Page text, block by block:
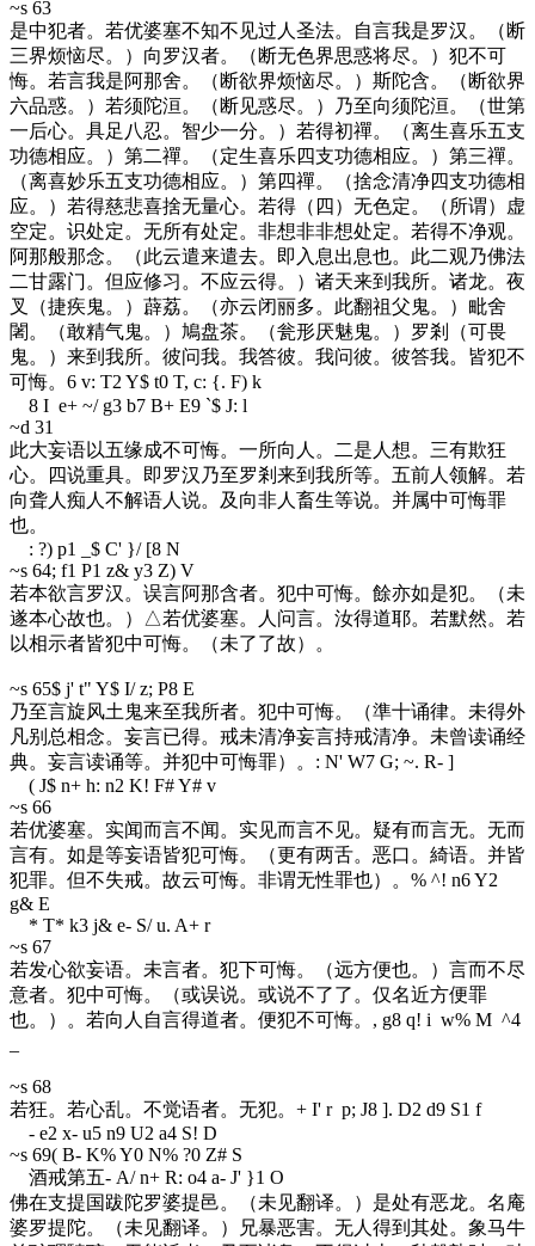
~s 63
是中犯者。若优婆塞不知不见过人圣法。自言我是罗汉。（断
三界烦恼尽。）向罗汉者。（断无色界思惑将尽。）犯不可
悔。若言我是阿那舍。（断欲界烦恼尽。）斯陀含。（断欲界
六品惑。）若须陀洹。（断见惑尽。）乃至向须陀洹。（世第
一后心。具足八忍。智少一分。）若得初禪。（离生喜乐五支
功德相应。）第二禪。（定生喜乐四支功德相应。）第三禪。
（离喜妙乐五支功德相应。）第四禪。（捨念清净四支功德相
应。）若得慈悲喜捨无量心。若得（四）无色定。（所谓）虚
空定。识处定。无所有处定。非想非非想处定。若得不净观。
阿那般那念。（此云遣来遣去。即入息出息也。此二观乃佛法
二甘露门。但应修习。不应云得。）诸天来到我所。诸龙。夜
叉（捷疾鬼。）薜荔。（亦云闭丽多。此翻祖父鬼。）毗舍
闍。（敢精气鬼。）鳩盘茶。（瓮形厌魅鬼。）罗剎（可畏
鬼。）来到我所。彼问我。我答彼。我问彼。彼答我。皆犯不
可悔。 6 v: T2 Y$ t0 T, c: {. F) k
8 I e+ ~/ g3 b7 B+ E9 `$ J: l
~d 31
此大妄语以五缘成不可悔。一所向人。二是人想。三有欺狂
心。四说重具。即罗汉乃至罗剎来到我所等。五前人领解。若
向聋人痴人不解语人说。及向非人畜生等说。并属中可悔罪
也。
: ?) p1 _$ C' }/ [8 N
~s 64; f1 P1 z& y3 Z) V
若本欲言罗汉。误言阿那含者。犯中可悔。餘亦如是犯。（未
遂本心故也。）△若优婆塞。人问言。汝得道耶。若默然。若
以相示者皆犯中可悔。（未了了故）。
~s 65$ j' t" Y$ I/ z; P8 E
乃至言旋风土鬼来至我所者。犯中可悔。（準十诵律。未得外
凡别总相念。妄言已得。戒未清净妄言持戒清净。未曾读诵经
典。妄言读诵等。并犯中可悔罪）。 : N' W7 G; ~. R- ]
( J$ n+ h: n2 K! F# Y# v
~s 66
若优婆塞。实闻而言不闻。实见而言不见。疑有而言无。无而
言有。如是等妄语皆犯可悔。（更有两舌。恶口。綺语。并皆
犯罪。但不失戒。故云可悔。非谓无性罪也）。 % ^! n6 Y2
g& E
* T* k3 j& e- S/ u. A+ r
~s 67
若发心欲妄语。未言者。犯下可悔。（远方便也。）言而不尽
意者。犯中可悔。（或误说。或说不了了。仅名近方便罪
也。）。若向人自言得道者。便犯不可悔。 , g8 q! i w% M ^4
~s 68
若狂。若心乱。不觉语者。无犯。 + I' r p; J8 ]. D2 d9 S1 f
- e2 x- u5 n9 U2 a4 S! D
~s 69( B- K% Y0 N% ?0 Z# S
酒戒第五- A/ n+ R: o4 a- J' }1 O
佛在支提国跋陀罗婆提邑。（未见翻译。）是处有恶龙。名庵
婆罗提陀。（未见翻译。）兄暴恶害。无人得到其处。象马牛